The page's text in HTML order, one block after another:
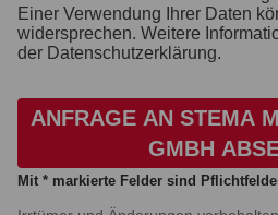
Einer Verwendung Ihrer Daten
widersprechen. Weitere
der Datenschutzerklärung.
ANFRAGE AN STEMA
GMBH
Mit * markierte Felder sind